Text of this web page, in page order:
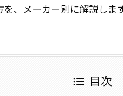
、メーカー別に解説しま
目次